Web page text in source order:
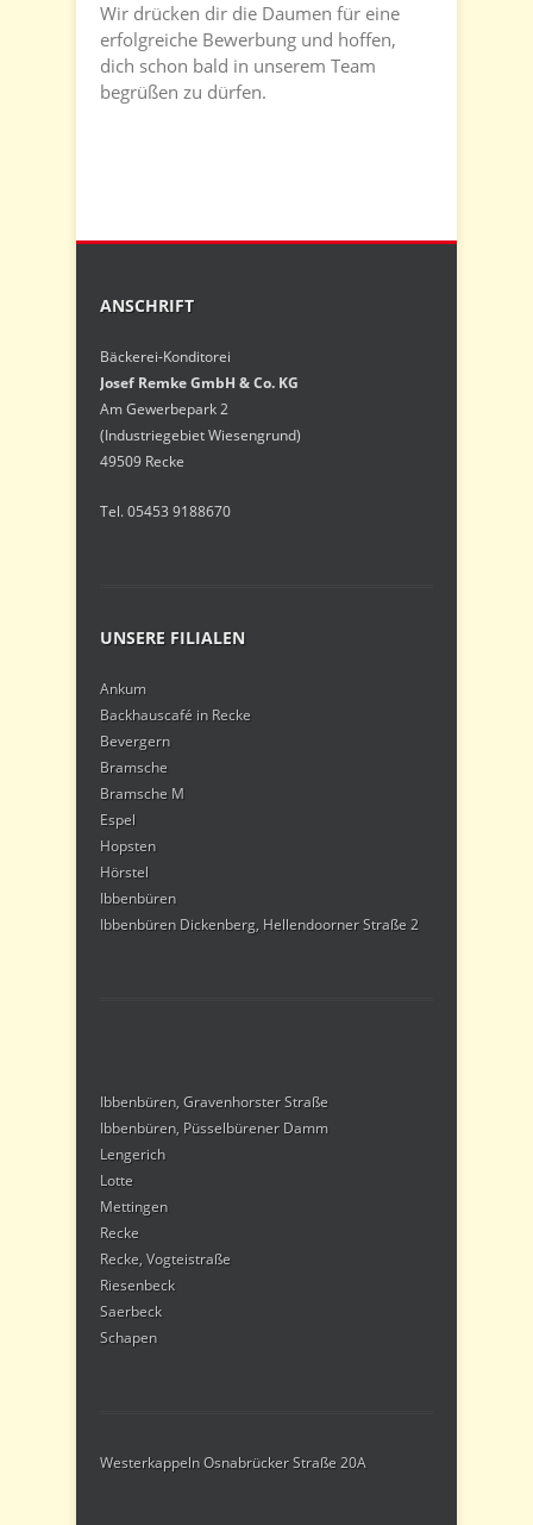
Wir drücken dir die Daumen für eine
erfolgreiche Bewerbung und hoffen,
dich schon bald in unserem Team
begrüßen zu dürfen.
ANSCHRIFT
Bäckerei-Konditorei
Josef Remke GmbH & Co. KG
Am Gewerbepark 2
(Industriegebiet Wiesengrund)
49509 Recke
Tel. 05453 9188670
UNSERE FILIALEN
Ankum
Backhauscafé in Recke
Bevergern
Bramsche
Bramsche M
Espel
Hopsten
Hörstel
Ibbenbüren
Ibbenbüren Dickenberg, Hellendoorner Straße 2
Ibbenbüren, Gravenhorster Straße
Ibbenbüren, Püsselbürener Damm
Lengerich
Lotte
Mettingen
Recke
Recke, Vogteistraße
Riesenbeck
Saerbeck
Schapen
Westerkappeln Osnabrücker Straße 20A